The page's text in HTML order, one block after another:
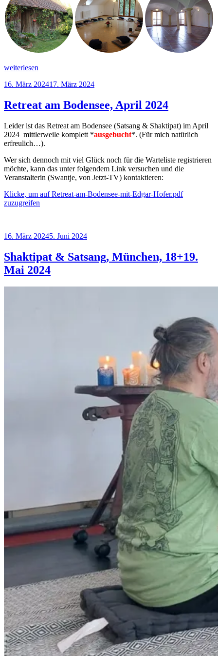
„Retreat
Bayern
10.
Nov
weiterlesen
Veröffentlicht
16. März 202417. März 2024
Retreat am Bodensee, April 2024
Leider ist das Retreat am Bodensee (Satsang & Shaktipat) im April
2024 mittlerweile komplett *ausgebucht*. (Für mich natürlich
erfreulich…).
Wer sich dennoch mit viel Glück noch für die Warteliste registrieren
möchte, kann das unter folgendem Link versuchen und die
Veranstalterin (Swantje, von Jetzt-TV) kontaktieren:
Klicke, um auf Retreat-am-Bodensee-mit-Edgar-Hofer.pdf
zuzugreifen
Veröffentlicht
16. März 20245. Juni 2024
Shaktipat & Satsang, München, 18+19.
Mai 2024